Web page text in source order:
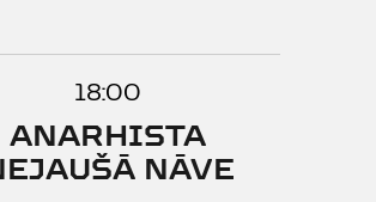
18:00
ANARHISTA
NĀVE